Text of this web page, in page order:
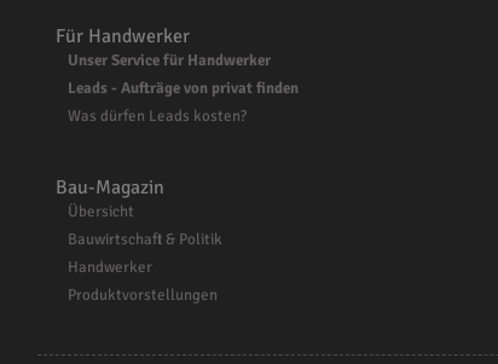
Für Handwerker
Unser Service für Handwerker
Leads - Aufträge von privat finden
Was dürfen Leads kosten?
Bau-Magazin
Übersicht
Bauwirtschaft & Politik
Handwerker
Produktvorstellungen